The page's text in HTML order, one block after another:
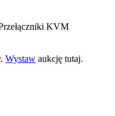
KVM
Wystaw aukcję tutaj.